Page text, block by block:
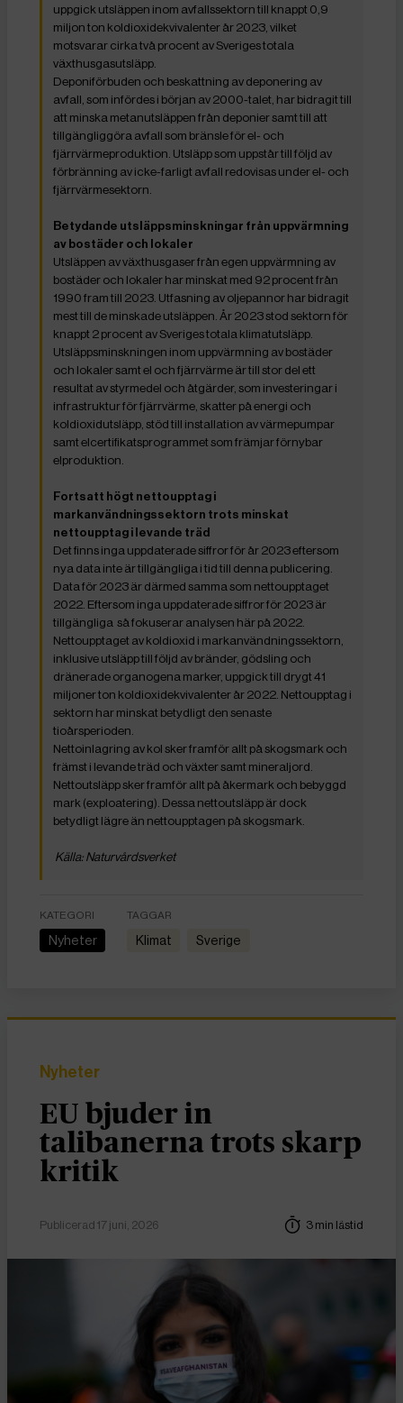
uppgick utsläppen inom avfallssektorn till knappt 0,9
miljon ton koldioxidekvivalenter år 2023, vilket
motsvarar cirka två procent av Sveriges totala
växthusgasutsläpp.
Deponiförbuden och beskattning av deponering av
avfall, som infördes i början av 2000-talet, har bidragit till
att minska metanutsläppen från deponier samt till att
tillgängliggöra avfall som bränsle för el- och
fjärrvärmeproduktion. Utsläpp som uppstår till följd av
förbränning av icke-farligt avfall redovisas under el- och
fjärrvärmesektorn.
Betydande utsläppsminskningar från uppvärmning
av bostäder och lokaler
Utsläppen av växthusgaser från egen uppvärmning av
bostäder och lokaler har minskat med 92 procent från
1990 fram till 2023. Utfasning av oljepannor har bidragit
mest till de minskade utsläppen. År 2023 stod sektorn för
knappt 2 procent av Sveriges totala klimatutsläpp.
Utsläppsminskningen inom uppvärmning av bostäder
och lokaler samt el och fjärrvärme är till stor del ett
resultat av styrmedel och åtgärder, som investeringar i
infrastruktur för fjärrvärme, skatter på energi och
koldioxidutsläpp, stöd till installation av värmepumpar
samt elcertifikatsprogrammet som främjar förnybar
elproduktion.
Fortsatt högt nettoupptag i
markanvändningssektorn trots minskat
nettoupptag i levande träd
Det finns inga uppdaterade siffror för år 2023 eftersom
nya data inte är tillgängliga i tid till denna publicering.
Data för 2023 är därmed samma som nettoupptaget
2022. Eftersom inga uppdaterade siffror för 2023 är
tillgängliga så fokuserar analysen här på 2022.
Nettoupptaget av koldioxid i markanvändningssektorn,
inklusive utsläpp till följd av bränder, gödsling och
dränerade organogena marker, uppgick till drygt 41
miljoner ton koldioxidekvivalenter år 2022. Nettoupptag i
sektorn har minskat betydligt den senaste
tioårsperioden.
Nettoinlagring av kol sker framför allt på skogsmark och
främst i levande träd och växter samt mineraljord.
Nettoutsläpp sker framför allt på åkermark och bebyggd
mark (exploatering). Dessa nettoutsläpp är dock
betydligt lägre än nettoupptagen på skogsmark.
Källa: Naturvårdsverket
KATEGORI
Nyheter
TAGGAR
Klimat Sverige
Nyheter
EU bjuder in
talibanerna trots skarp
kritik
Publicerad 17 juni, 2026 3 min lästid